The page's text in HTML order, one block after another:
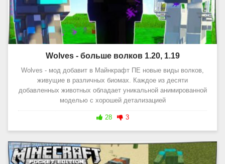
Wolves - больше волков 1.20, 1.19
Wolves - мод добавит в Майнкрафт ПЕ новые виды волков,
живущие в различных биомах. Каждое из десяти
добавленных животных обладает уникальной анимированной
моделью с хорошей детализацией
28 3